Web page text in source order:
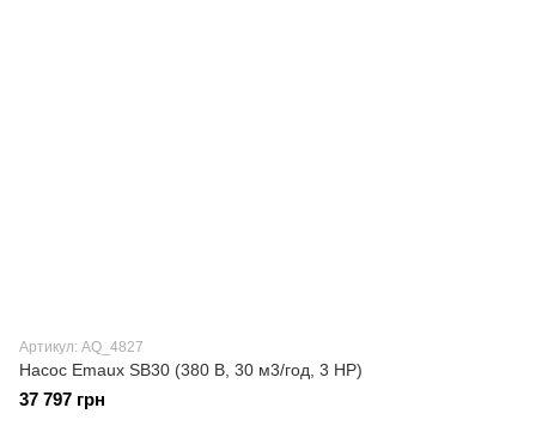
Артикул: AQ_4827
Насос Emaux SB30 (380 В, 30 м3/год, 3 HP)
37 797 грн